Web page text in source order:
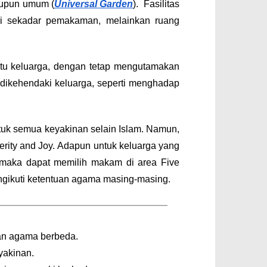
umum (Universal Garden). Fasilitas
pemakaman, melainkan ruang
keluarga, dengan tetap mengutamakan
keluarga, seperti menghadap
semua keyakinan selain Islam. Namun,
and Joy. Adapun untuk keluarga yang
dapat memilih makam di area Five
ketentuan agama masing-masing.
agama berbeda.